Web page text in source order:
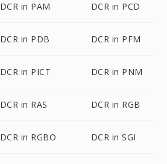
DCR in PAM DCR in PCD
DCR in PDB DCR in PFM
DCR in PICT DCR in PNM
DCR in RAS DCR in RGB
DCR in RGBO DCR in SGI